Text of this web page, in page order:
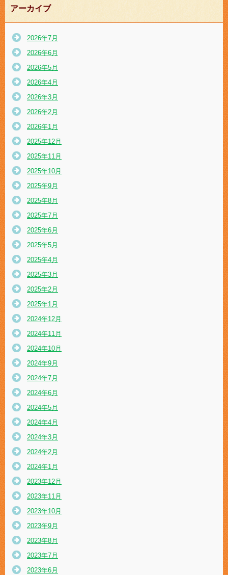
アーカイブ
2026年7月
2026年6月
2026年5月
2026年4月
2026年3月
2026年2月
2026年1月
2025年12月
2025年11月
2025年10月
2025年9月
2025年8月
2025年7月
2025年6月
2025年5月
2025年4月
2025年3月
2025年2月
2025年1月
2024年12月
2024年11月
2024年10月
2024年9月
2024年7月
2024年6月
2024年5月
2024年4月
2024年3月
2024年2月
2024年1月
2023年12月
2023年11月
2023年10月
2023年9月
2023年8月
2023年7月
2023年6月